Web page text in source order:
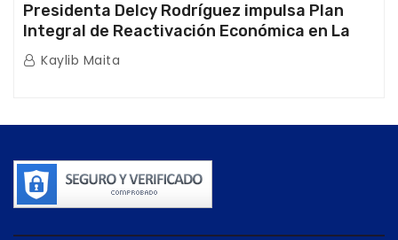
Presidenta Delcy Rodríguez impulsa Plan
Integral de Reactivación Económica en La
Guaira
Kaylib Maita